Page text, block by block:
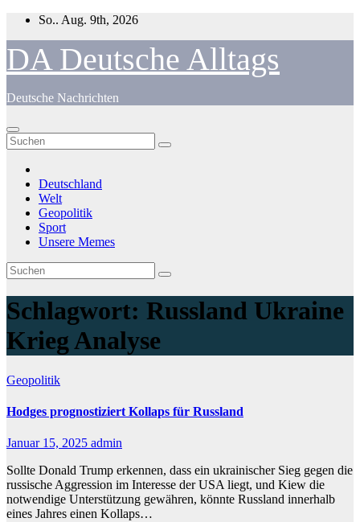
Zum
springen
So.. Aug. 9th, 2026
DA Deutsche Alltags
Deutsche Nachrichten
Deutschland
Welt
Geopolitik
Sport
Unsere Memes
Schlagwort: Russland Ukraine
Krieg Analyse
Geopolitik
Hodges prognostiziert Kollaps für Russland
Januar 15, 2025 admin
Sollte Donald Trump erkennen, dass ein ukrainischer Sieg gegen die
russische Aggression im Interesse der USA liegt, und Kiew die
notwendige Unterstützung gewähren, könnte Russland innerhalb
eines Jahres einen Kollaps…